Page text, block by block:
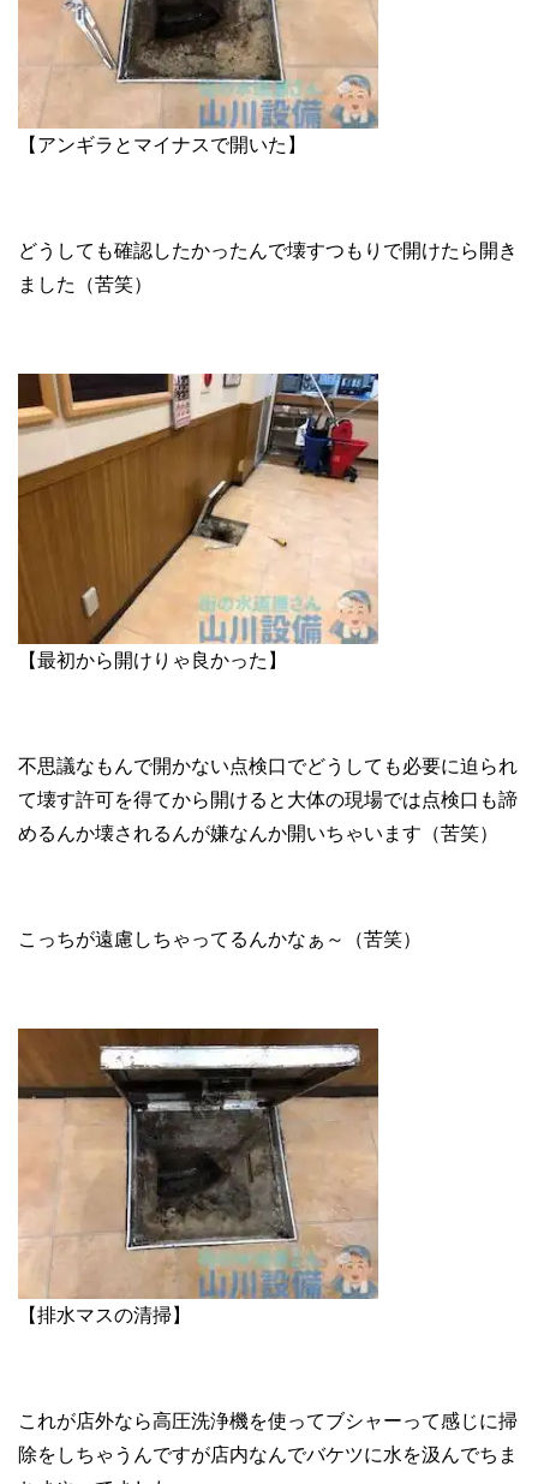
【アンギラとマイナスで開いた】
どうしても確認したかったんで壊すつもりで開けたら開き
ました（苦笑）
【最初から開けりゃ良かった】
不思議なもんで開かない点検口でどうしても必要に迫られ
て壊す許可を得てから開けると大体の現場では点検口も諦
めるんか壊されるんが嫌なんか開いちゃいます（苦笑）
こっちが遠慮しちゃってるんかなぁ～（苦笑）
【排水マスの清掃】
これが店外なら高圧洗浄機を使ってブシャーって感じに掃
除をしちゃうんですが店内なんでバケツに水を汲んでちま